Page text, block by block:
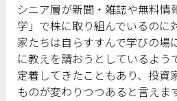
シニア層が新聞・雑誌や無料情
学」で株に取り組んでいるのに
家たちは自らすすんで学びの場
に教えを請おうとしているよう
定着してきたこともあり、投資
ものが変わりつつあると言えま